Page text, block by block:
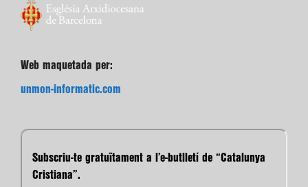
Web maquetada per:
unmon-informatic.com
Subscriu-te gratuïtament a l’e-butlletí de “Catalunya
Cristiana”.